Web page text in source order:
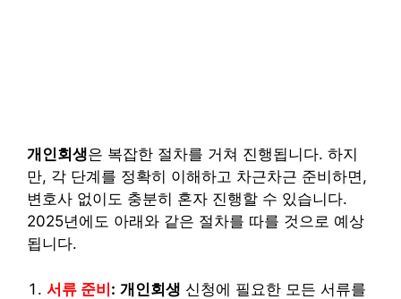
개인회생은 복잡한 절차를 거쳐 진행됩니다. 하지
만, 각 단계를 정확히 이해하고 차근차근 준비하면,
변호사 없이도 충분히 혼자 진행할 수 있습니다.
2025년에도 아래와 같은 절차를 따를 것으로 예상
됩니다.
서류 준비: 개인회생 신청에 필요한 모든 서류를